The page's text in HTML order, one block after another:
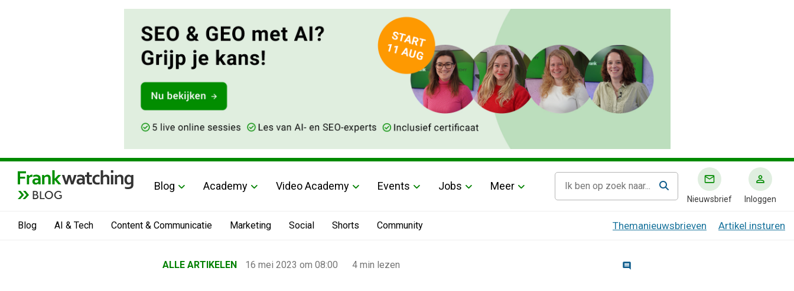
BLOG
Blog Academy Video Academy Events Jobs Meer
Nieuwsbrief Inloggen
Blog AI & Tech Content & Communicatie Marketing Social Shorts Community Themanieuwsbrieven Artikel insturen
›
ALLE ARTIKELEN 16 mei 2023 om 08:00 4 min lezen